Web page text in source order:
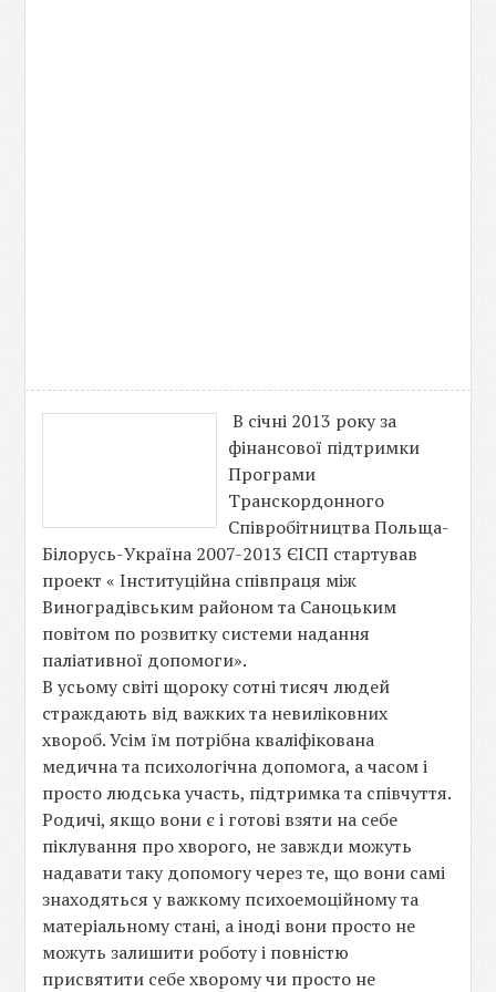
В січні 2013 року за
фінансової підтримки
Програми
Транскордонного
Співробітництва Польща-
Білорусь-Україна 2007-2013 ЄІСП стартував
проект « Інституційна співпраця між
Виноградівським районом та Саноцьким
повітом по розвитку системи надання
паліативної допомоги».
В усьому світі щороку сотні тисяч людей
страждають від важких та невиліковних
хвороб. Усім їм потрібна кваліфікована
медична та психологічна допомога, а часом і
просто людська участь, підтримка та співчуття.
Родичі, якщо вони є і готові взяти на себе
піклування про хворого, не завжди можуть
надавати таку допомогу через те, що вони самі
знаходяться у важкому психоемоційному та
матеріальному стані, а іноді вони просто не
можуть залишити роботу і повністю
присвятити себе хворому чи просто не